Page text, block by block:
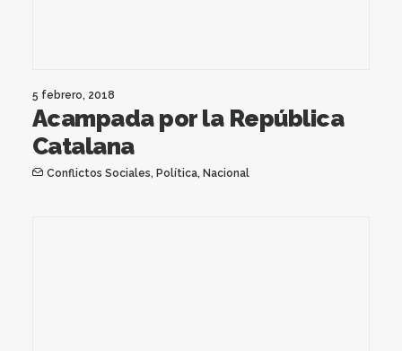
5 febrero, 2018
Acampada por la República
Catalana
Conflictos Sociales, Política, Nacional